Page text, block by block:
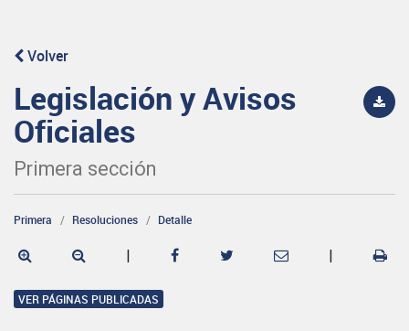
Volver
Legislación y Avisos
Oficiales
Primera sección
Primera Resoluciones Detalle
| |
VER PÁGINAS PUBLICADAS